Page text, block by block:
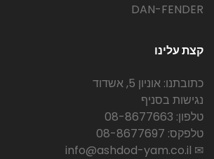
DAN-FENDER
קצת עלינו
כתובתנו: אוניון 5, אשדוד
נגישות בסניף
טלפון: 08-8677663
טלפקס: 08-8677697
✉ info@ashdod-yam.co.il